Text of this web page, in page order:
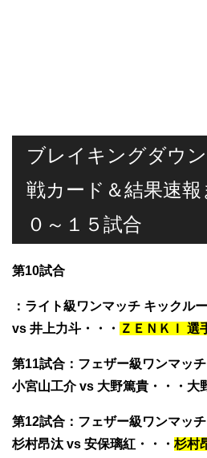
ブレイキングダウ
戦カード＆結果速
０～１５試合
第10試合
：ライト級ワンマッチ キックル
vs 井上力斗 ・・・ ＺＥＮＫＩ 選
第11試合 ：フェザー級ワンマッ
小宮山工介 vs 大野篤貴 ・・・大
第12試合 ：フェザー級ワンマッ
杉村昂汰 vs 安保璃紅 ・・・ 杉村